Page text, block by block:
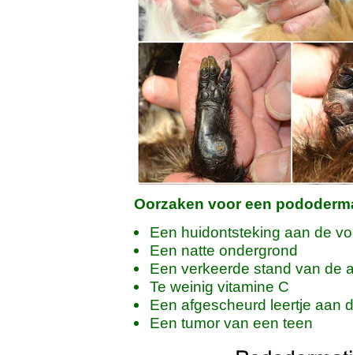
Oorzaken voor een
Een huidontsteking aan de
Een natte ondergrond
Een verkeerde stand van de
Te weinig vitamine C
Een afgescheurd leertje aan
Een tumor van een teen